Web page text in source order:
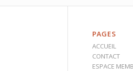
PAGES
ACCUEIL
CONTACT
ESPACE